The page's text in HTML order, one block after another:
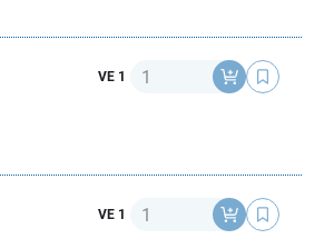
VE 1 Anzahl
VE 1 Anzahl